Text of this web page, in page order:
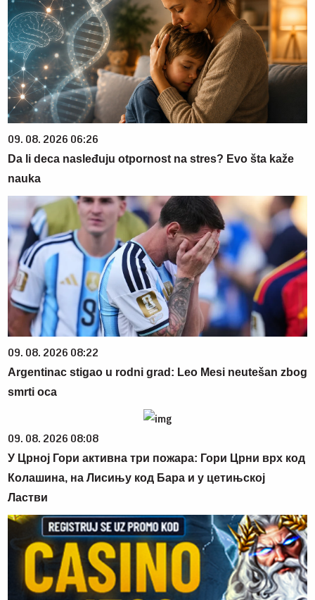
09. 08. 2026 06:26
Da li deca nasleđuju otpornost na stres? Evo šta kaže
nauka
09. 08. 2026 08:22
Argentinac stigao u rodni grad: Leo Mesi neutešan zbog
smrti oca
09. 08. 2026 08:08
У Црној Гори активна три пожара: Гори Црни врх код
Колашина, на Лисињу код Бара и у цетињској
Ластви